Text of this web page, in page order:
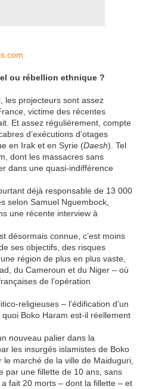
ou rébellion ethnique ?
les projecteurs sont assez
victime des récentes
Et assez régulièrement, compte
d’exécutions d’otages
en Irak et en Syrie (Daesh). Tel
dont les massacres sans
dans une quasi-indifférence
déjà responsable de 13 000
selon Samuel Nguembock,
une récente interview à
désormais connue, c’est moins
ses objectifs, des risques
région de plus en plus vaste,
du Cameroun et du Niger – où
de l’opération
religieuses – l’édification d’un
Boko Haram est-il réellement
nouveau palier dans la
les insurgés islamistes de Boko
marché de la ville de Maiduguri,
par une fillette de 10 ans, sans
fait 20 morts – dont la fillette – et